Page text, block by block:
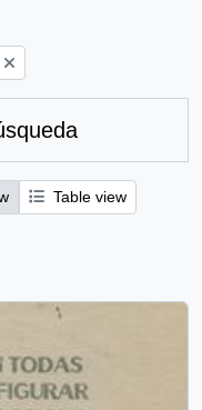
Table view